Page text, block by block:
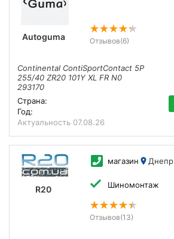
Autoguma Отзывов(6)
Continental ContiSportContact 5P
255/40 ZR20 101Y XL FR N0
293170
Страна:
Год:
Актуальность 07.08.26
R20
магазин Днепр
Шиномонтаж
Отзывов(13)